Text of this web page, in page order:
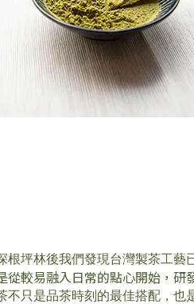
根坪林後我們發現台灣製茶工藝
從較易融入日常的點心開始，研
不只 是品茶時刻的最佳搭配，也